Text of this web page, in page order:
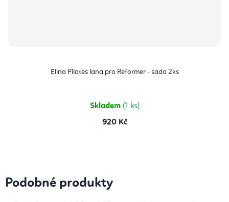
Elina Pilates lana pro Reformer - sada 2ks
Skladem (1 ks)
920 Kč
Podobné produkty